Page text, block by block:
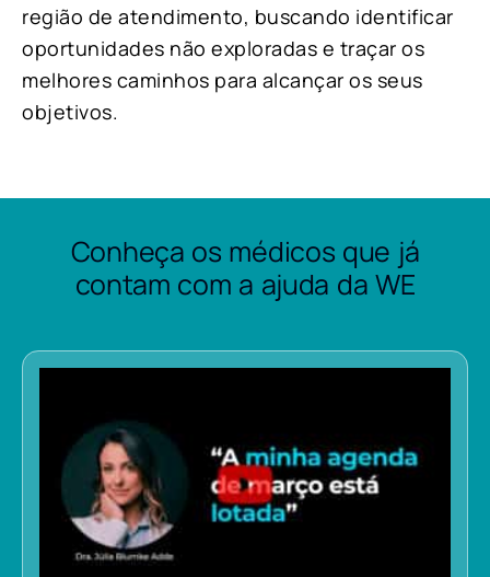
região de atendimento, buscando identificar
oportunidades não exploradas e traçar os
melhores caminhos para alcançar os seus
objetivos.
Conheça os médicos que já
contam com a ajuda da WE